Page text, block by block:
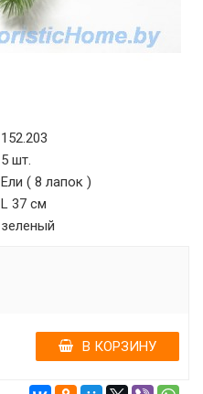
152.203
5 шт.
Ели ( 8 лапок )
L 37 см
зеленый
В КОРЗИНУ